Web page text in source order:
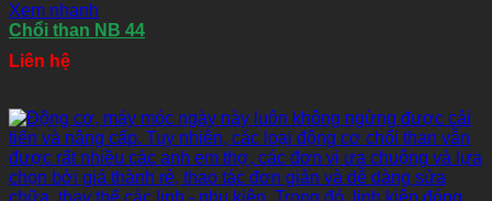
Xem nhanh
Chổi than NB 44
Liên hệ